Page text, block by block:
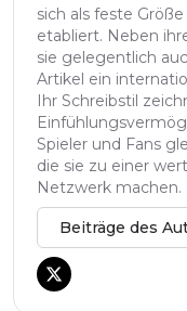
sich als feste
etabliert. Neben
sie gelegentlich
Artikel ein
Ihr Schreibstil
Spieler und Fans
die sie zu einer
Netzwerk machen.
Beiträge des